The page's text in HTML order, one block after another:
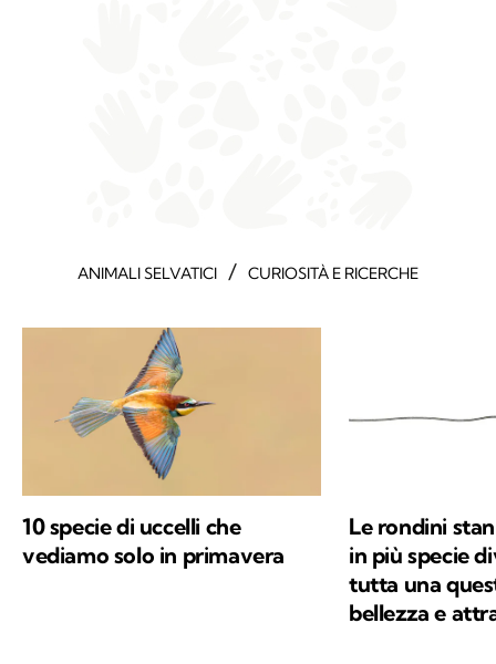
ANIMALI SELVATICI / CURIOSITÀ E RICERCHE
10 specie di uccelli che
vediamo solo in primavera
Le rondini
in più specie
tutta una
bellezza e